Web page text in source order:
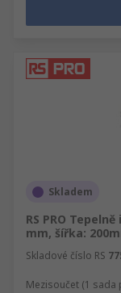
Skladem
RS PRO
mm, šířka:
Skladové číslo RS
Mezisoučet (1 sada